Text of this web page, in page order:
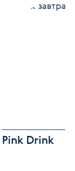
Pink Drink